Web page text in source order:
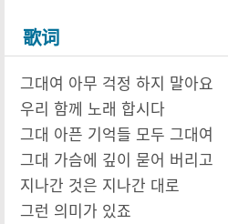
歌词
그대여 아무 걱정 하지 말아요
우리 함께 노래 합시다
그대 아픈 기억들 모두 그대여
그대 가슴에 깊이 묻어 버리고
지나간 것은 지나간 대로
그런 의미가 있죠